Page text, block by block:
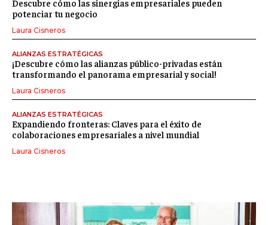
Descubre cómo las sinergias empresariales pueden
potenciar tu negocio
Laura Cisneros
ALIANZAS ESTRATÉGICAS
¡Descubre cómo las alianzas público-privadas están
transformando el panorama empresarial y social!
Laura Cisneros
ALIANZAS ESTRATÉGICAS
Expandiendo fronteras: Claves para el éxito de
colaboraciones empresariales a nivel mundial
Laura Cisneros